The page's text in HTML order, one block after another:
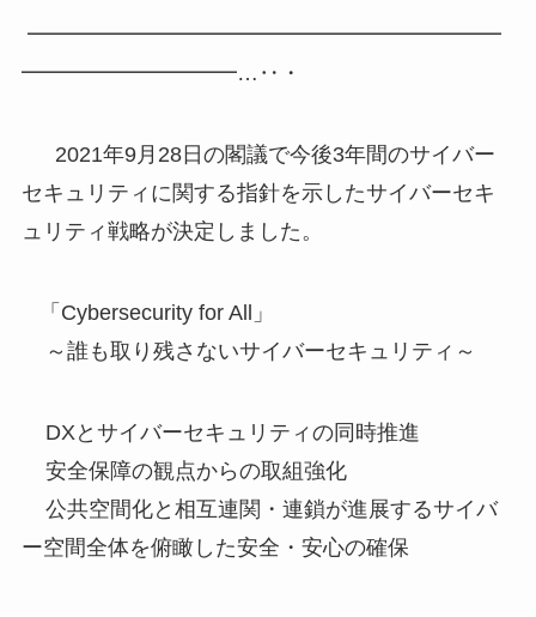
━━━━━━━━━━━━━━━━━━━━━━
━━━━━━━━━━…‥・
2021年9月28日の閣議で今後3年間のサイバー
セキュリティに関する指針を示したサイバーセキ
ュリティ戦略が決定しました。
「Cybersecurity for All」
～誰も取り残さないサイバーセキュリティ～
DXとサイバーセキュリティの同時推進
安全保障の観点からの取組強化
公共空間化と相互連関・連鎖が進展するサイバ
ー空間全体を俯瞰した安全・安心の確保